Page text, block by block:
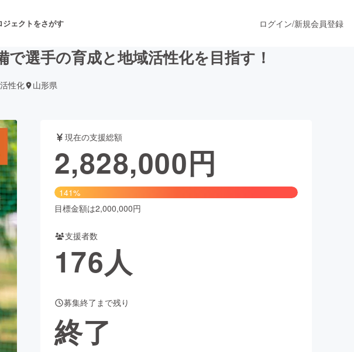
ジェクトをさがす
舞台・パフォーマンス
ード・飲食店 ファッション
ニメ・漫画
ューティー・ヘルスケア
Creation
ミュニティ
ログイン/新規会員登録
選手の育成と地域活性化を目指す！
性化 山形県
現在の支援総額
2,828,000円
141%
目標金額は2,000,000円
支援者数
176人
募集終了まで残り
終了